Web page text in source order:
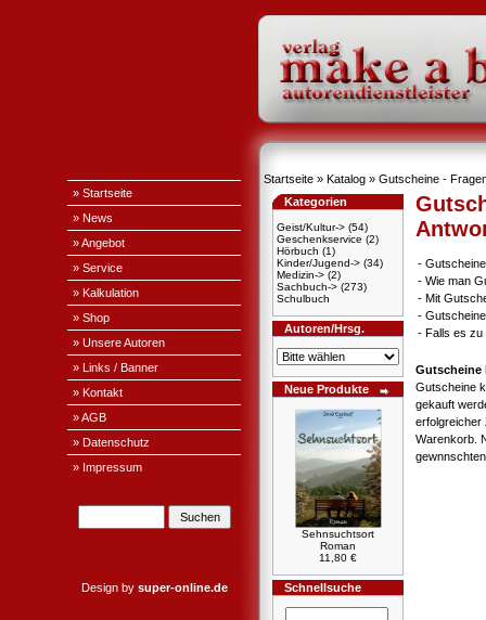
» Startseite
» News
» Angebot
» Service
» Kalkulation
» Shop
» Unsere Autoren
» Links / Banner
» Kontakt
» AGB
» Datenschutz
» Impressum
Design by super-online.de
Startseite » Katalog » Gutscheine -
Kategorien
Geist/Kultur-> (54)
Geschenkservice (2)
Hörbuch (1)
Kinder/Jugend-> (34)
Medizin-> (2)
Sachbuch-> (273)
Schulbuch
Autoren/Hrsg.
Neue Produkte
Sehnsuchtsort
Roman
11,80 €
Schnellsuche
-
- Wie man
- Mit
-
- Falls es zu
Gutscheine
Gutscheine
gekauft
erfolgreicher
Warenkorb.